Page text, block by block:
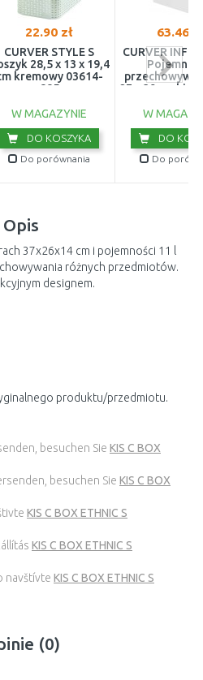
22.90 zł
CURVER STYLE S
28,5 x 13 x 19,4
kremowy 03614-
885
W MAGAZYNIE
DO KOSZYKA
Do porównania
63.46
CURVER
Pojemnik
27 x 39 cm
W
DO
Do
Opis
37x26x14 cm i pojemności 11 l
różnych przedmiotów.
designem.
produktu/przedmiotu.
besuchen Sie KIS C BOX
besuchen Sie KIS C BOX
KIS C BOX ETHNIC S
KIS C BOX ETHNIC S
navštívte KIS C BOX ETHNIC S
(0)